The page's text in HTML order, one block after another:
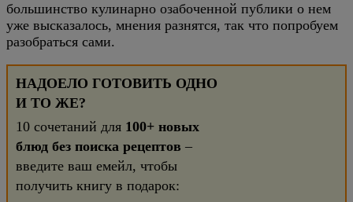
большинство кулинарно озабоченной публики о нем
уже высказалось, мнения разнятся, так что попробуем
разобраться сами.
НАДОЕЛО ГОТОВИТЬ ОДНО
И ТО ЖЕ?
10 сочетаний для 100+ новых
блюд без поиска рецептов –
введите ваш емейл, чтобы
получить книгу в подарок: